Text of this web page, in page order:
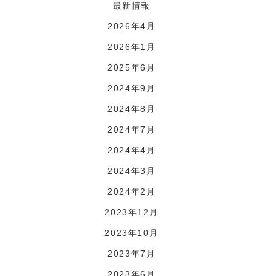
最新情報
2026年4月
2026年1月
2025年6月
2024年9月
2024年8月
2024年7月
2024年4月
2024年3月
2024年2月
2023年12月
2023年10月
2023年7月